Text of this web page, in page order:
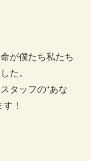
が僕たち私たち
た。
タッフの“あな
！